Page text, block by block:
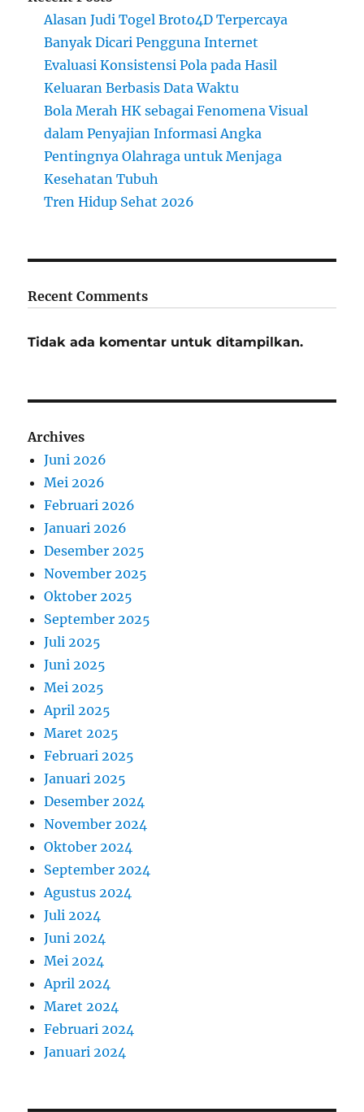
Alasan Judi Togel Broto4D Terpercaya
Banyak Dicari Pengguna Internet
Evaluasi Konsistensi Pola pada Hasil
Keluaran Berbasis Data Waktu
Bola Merah HK sebagai Fenomena Visual
dalam Penyajian Informasi Angka
Pentingnya Olahraga untuk Menjaga
Kesehatan Tubuh
Tren Hidup Sehat 2026
Recent Comments
Tidak ada komentar untuk ditampilkan.
Archives
Juni 2026
Mei 2026
Februari 2026
Januari 2026
Desember 2025
November 2025
Oktober 2025
September 2025
Juli 2025
Juni 2025
Mei 2025
April 2025
Maret 2025
Februari 2025
Januari 2025
Desember 2024
November 2024
Oktober 2024
September 2024
Agustus 2024
Juli 2024
Juni 2024
Mei 2024
April 2024
Maret 2024
Februari 2024
Januari 2024